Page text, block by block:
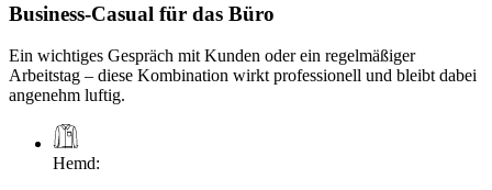
Business-Casual für das Büro
Ein wichtiges Gespräch mit Kunden oder ein regelmäßiger
Arbeitstag – diese Kombination wirkt professionell und bleibt dabei
angenehm luftig.
Hemd: